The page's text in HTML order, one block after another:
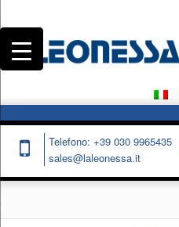
Telefono: +39 030 9965435
sales@laleonessa.it